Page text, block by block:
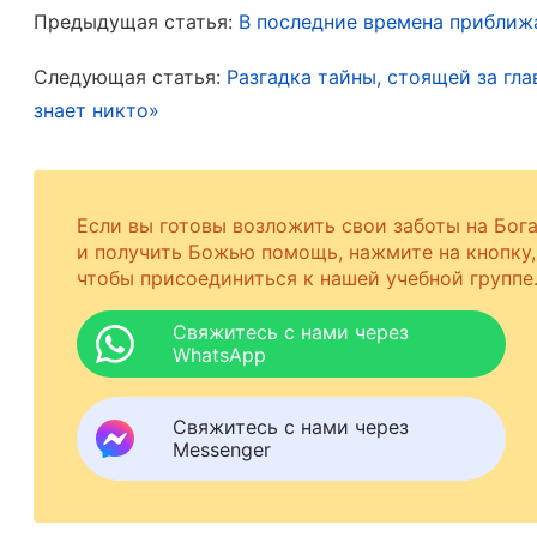
противиться Богу, стать людьми, которые
действительно становимся обретенными
последних дней Всемогущего Бога, у нас
Как Бог очищает и судит человека?
Итак, как же Всемогущий Бог последних дней
человека и позволить ему освободиться от
Всемогущего Бога. Всемогущий Бог говорит: «
наставляет человека, изобличает его
включают в себя различные истины, такие
как человеку быть преданным Богу, как
а также мудрость и характер Божьи, и так
человека и его развращённый характер.
Предыдущая статья: В последние времена
Следующая статья: Разгадка тайны, стоящей за
знает никто»
Если вы готовы возложить свои заботы на Бога
и получить Божью помощь, нажмите на кнопку,
чтобы присоединиться к нашей учебной группе.
Свяжитесь с нами через
WhatsApp
Свяжитесь с нами через
Messenger